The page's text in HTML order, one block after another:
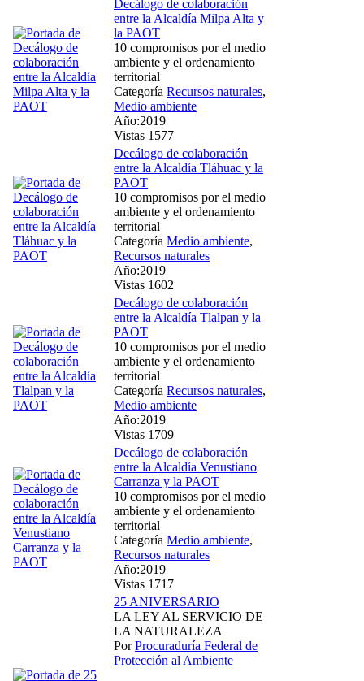
Decálogo de colaboración
entre la Alcaldía Milpa Alta y
la PAOT
10 compromisos por el medio
ambiente y el ordenamiento
territorial
Categoría Recursos naturales,
Medio ambiente
Año:2019
Vistas 1577
Decálogo de colaboración
entre la Alcaldía Tláhuac y la
PAOT
10 compromisos por el medio
ambiente y el ordenamiento
territorial
Categoría Medio ambiente,
Recursos naturales
Año:2019
Vistas 1602
Decálogo de colaboración
entre la Alcaldía Tlalpan y la
PAOT
10 compromisos por el medio
ambiente y el ordenamiento
territorial
Categoría Recursos naturales,
Medio ambiente
Año:2019
Vistas 1709
Decálogo de colaboración
entre la Alcaldía Venustiano
Carranza y la PAOT
10 compromisos por el medio
ambiente y el ordenamiento
territorial
Categoría Medio ambiente,
Recursos naturales
Año:2019
Vistas 1717
25 ANIVERSARIO
LA LEY AL SERVICIO DE
LA NATURALEZA
PorProcuraduría Federal de
Protección al Ambiente